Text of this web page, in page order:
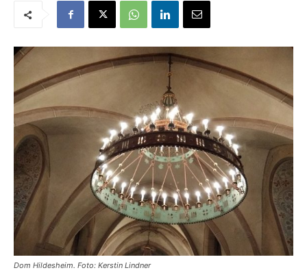
Dom Hildesheim. Foto: Kerstin Lindner